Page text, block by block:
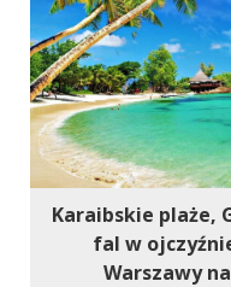
Karaibskie plaże,
fal w
Warszawy